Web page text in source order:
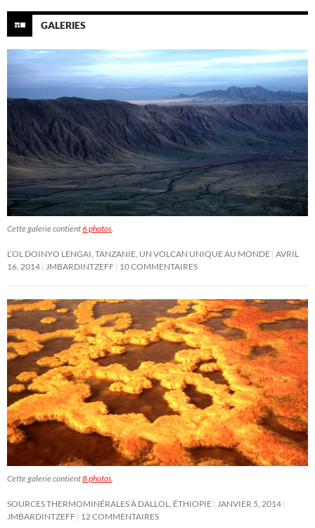
GALERIES
Cette galerie contient6 photos
L’OL DOINYO LENGAI, TANZANIE, UN VOLCAN UNIQUE AU MONDE AVRIL
16, 2014
JMBARDINTZEFF 10 COMMENTAIRES
Cette galerie contient8 photos
SOURCES THERMOMINÉRALES À DALLOL, ÉTHIOPIE
JANVIER 5, 2014
JMBARDINTZEFF 12 COMMENTAIRES